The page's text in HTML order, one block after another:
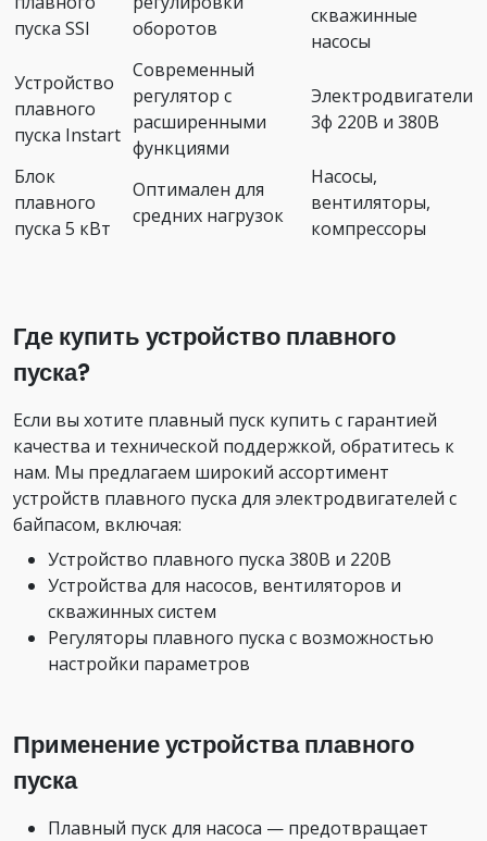
пуска SSI
оборотов
скважинные
насосы
Устройство
плавного
пуска Instart
Современный
регулятор с
расширенными
функциями
Электродвигатели
3ф 220В и 380В
Блок
плавного
пуска 5 кВт
Оптимален для
средних нагрузок
Насосы,
вентиляторы,
компрессоры
Где купить устройство плавного
пуска?
Если вы хотите плавный пуск купить с гарантией
качества и технической поддержкой, обратитесь к
нам. Мы предлагаем широкий ассортимент
устройств плавного пуска для электродвигателей с
байпасом, включая:
Устройство плавного пуска 380В и 220В
Устройства для насосов, вентиляторов и
скважинных систем
Регуляторы плавного пуска с возможностью
настройки параметров
Применение устройства плавного
пуска
Плавный пуск для насоса — предотвращает